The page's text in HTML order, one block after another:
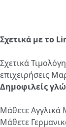
Σχετικά με το
Σχετικά
επιχειρήσεις
Δημοφιλείς
Μάθετε Αγγλικά
Μάθετε